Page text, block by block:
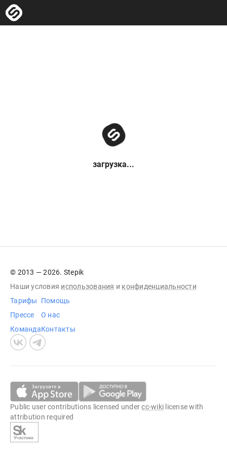
загрузка...
© 2013 — 2026. Stepik
Наши условия использования и конфиденциальности
Тарифы
Прессе
Команда
Помощь
О нас
Контакты
Public user contributions licensed undercc-wiki license with
attribution required